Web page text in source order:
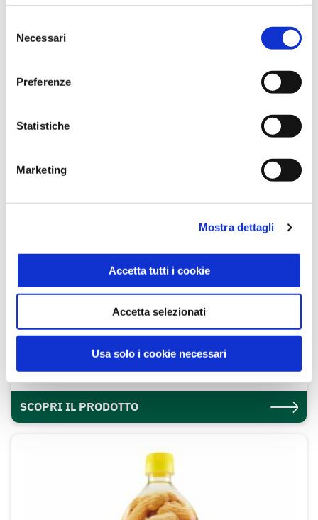
delNecessari
Preferenze
Statistiche
Marketing
Mostra dettagli
Accetta tutti i cookie
Accetta selezionati
Usa solo i cookie necessari
Olio di Semi Arachide 1 L
SCOPRI IL PRODOTTO